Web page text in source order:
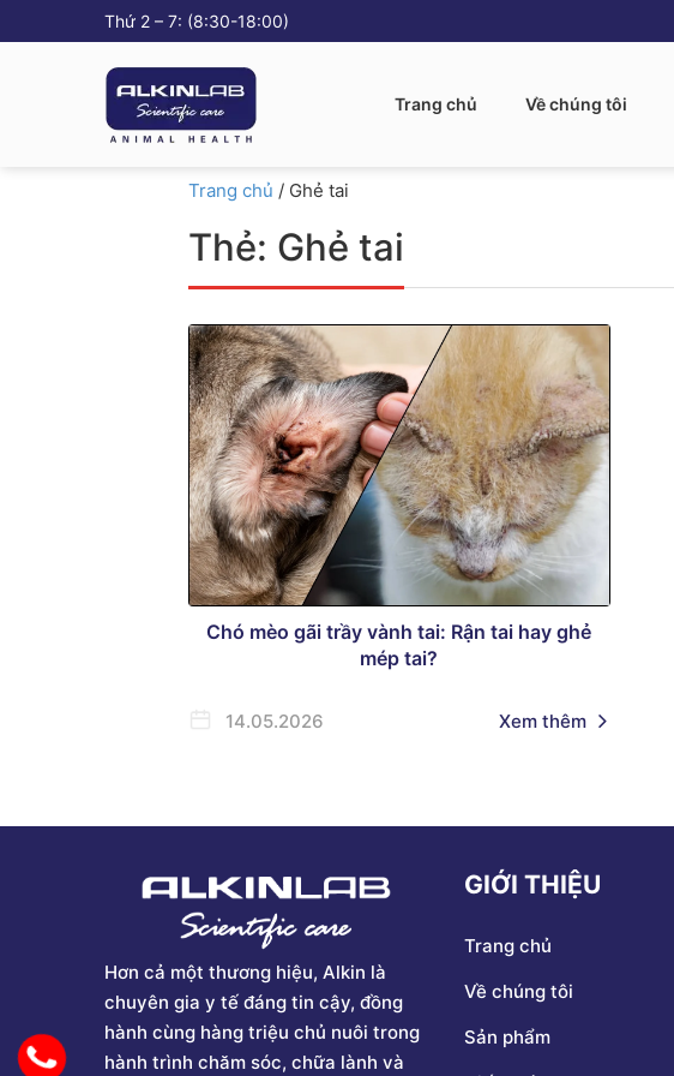
Thứ 2 – 7: (8:30-18:00)
Trang chủ Về chúng tôi
Trang chủ / Ghẻ tai
Thẻ: Ghẻ tai
Chó mèo gãi trầy vành tai: Rận tai hay ghẻ
mép tai?
14.05.2026 Xem thêm
Hơn cả một thương hiệu, Alkin là
chuyên gia y tế đáng tin cậy, đồng
hành cùng hàng triệu chủ nuôi trong
hành trình chăm sóc, chữa lành và
GIỚI THIỆU
Trang chủ
Về chúng tôi
Sản phẩm